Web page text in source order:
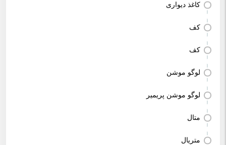
کاغذ دیواری
کف
کف
لوگو موشن
لوگو موشن پریمیر
متال
متریال